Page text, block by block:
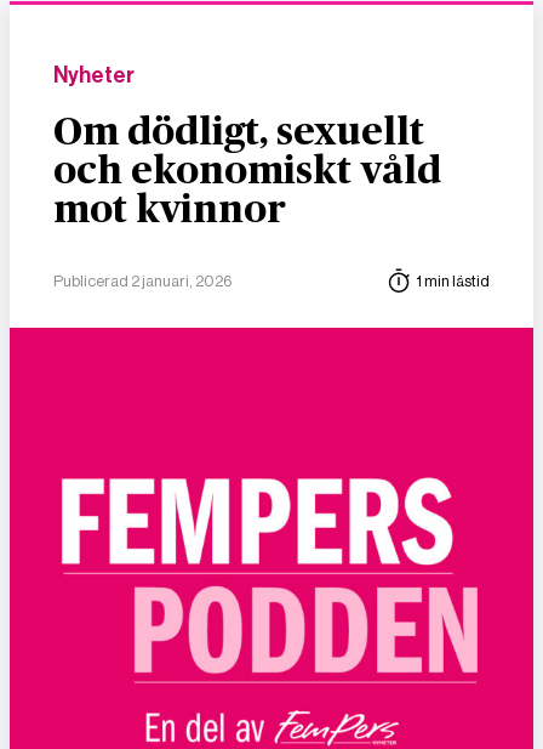
Nyheter
Om dödligt, sexuellt
och ekonomiskt våld
mot kvinnor
Publicerad 2 januari, 2026 1 min lästid